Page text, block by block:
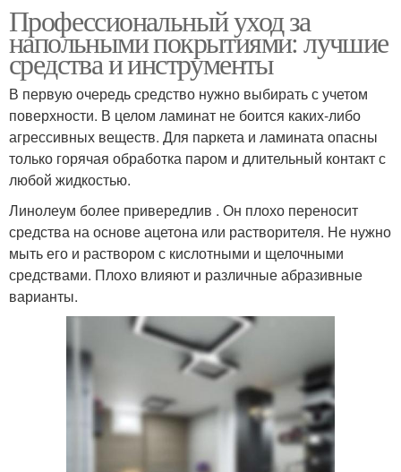
Профессиональный уход за
напольными покрытиями: лучшие
средства и инструменты
В первую очередь средство нужно выбирать с учетом
поверхности. В целом ламинат не боится каких-либо
агрессивных веществ. Для паркета и ламината опасны
только горячая обработка паром и длительный контакт с
любой жидкостью.
Линолеум более привередлив . Он плохо переносит
средства на основе ацетона или растворителя. Не нужно
мыть его и раствором с кислотными и щелочными
средствами. Плохо влияют и различные абразивные
варианты.